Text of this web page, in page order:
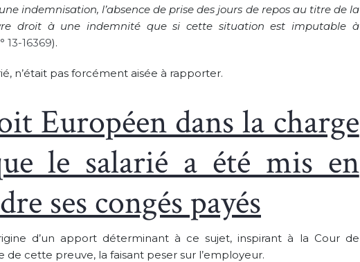
indemnisation, l’absence de prise des jours de repos au titre de la
droit à une indemnité que si cette situation est imputable à
13-16369).
n’était pas forcément aisée à rapporter.
Européen dans la charge
le salarié a été mis en
ses congés payés
d’un apport déterminant à ce sujet, inspirant à la Cour de
cette preuve, la faisant peser sur l’employeur.